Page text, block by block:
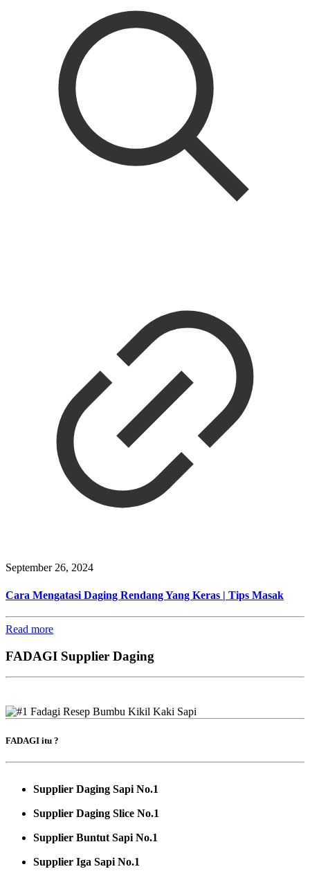
September 26, 2024
Cara Mengatasi Daging Rendang Yang Keras | Tips Masak
Read more
FADAGI Supplier Daging
FADAGI itu ?
Supplier Daging Sapi No.1
Supplier Daging Slice No.1
Supplier Buntut Sapi No.1
Supplier Iga Sapi No.1